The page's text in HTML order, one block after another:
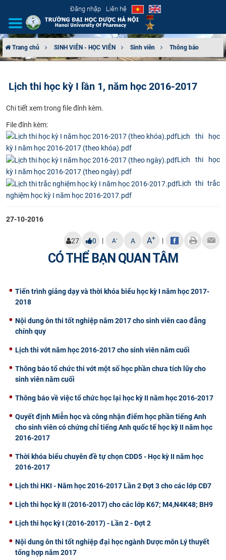
Đăng nhập Liên hệ
CƠ CẤU TỔ CHỨC
TUYỂN SINH
ĐÀO TẠO
ĐẢM BẢO CHẤT LƯỢNG
KHOA HỌC CÔNG NGHỆ
HTQT
CỰU NGƯỜI HỌC
Trang chủ SINH VIÊN - HỌC VIÊN Sinh viên Thông báo
Lịch thi học kỳ I lần 1, năm học 2016-2017
Chi tiết xem trong file đính kèm.
​File đính kèm:
Lịch thi học
kỳ I năm học 2016-2017 (theo khóa).pdf
Lịch thi học
kỳ I năm học 2016-2017 (theo ngày).pdf
Lịch thi trắc
nghiệm học kỳ I năm học 2016-2017.pdf
27-10-2016
27 0 | A- A A+ |
CÓ THỂ BẠN QUAN TÂM
Tiến trình giảng dạy và thời khóa biểu học kỳ I năm học 2017-
2018
Nội dung ôn thi tốt nghiệp năm 2017 cho sinh viên cao đẳng
chính quy
Lịch thi vớt năm học 2016-2017 cho sinh viên năm cuối
Thông báo tổ chức thi vớt một số học phần chưa tích lũy cho
sinh viên năm cuối
Thông báo về việc tổ chức học lại học kỳ II năm học 2016-2017
Quyết định Miễn học và công nhận điểm học phần tiếng Anh
cho sinh viên có chứng chỉ tiếng Anh quốc tế học kỳ II năm học
2016-2017
Thời khóa biểu chuyên đề tự chọn CDD5 - Học kỳ II năm học
2016-2017
Lịch thi HKI - Năm học 2016-2017 Lần 2 Đợt 3 cho các lớp CĐ7
Lịch thi học kỳ II (2016-2017) cho các lớp K67; M4,N4K48; BH9
Lịch thi học kỳ I (2016-2017) - Lần 2 - Đợt 2
Nội dung ôn thi tốt nghiệp đại học ngành Dược môn Lý thuyết
tổng hợp năm 2017